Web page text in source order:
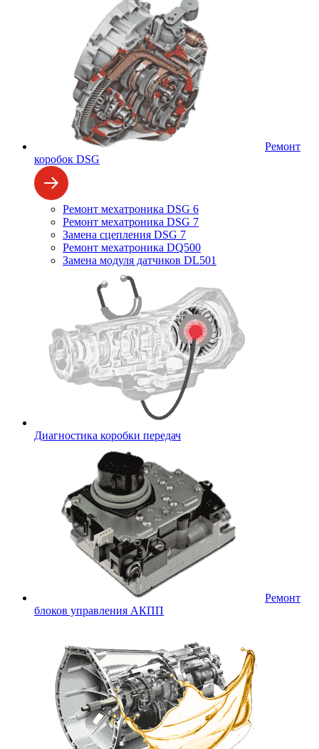
Ремонт
коробок DSG
Ремонт мехатроника DSG 6
Ремонт мехатроника DSG 7
Замена сцепления DSG 7
Ремонт мехатроника DQ500
Замена модуля датчиков DL501
Диагностика коробки передач
Ремонт
блоков управления АКПП